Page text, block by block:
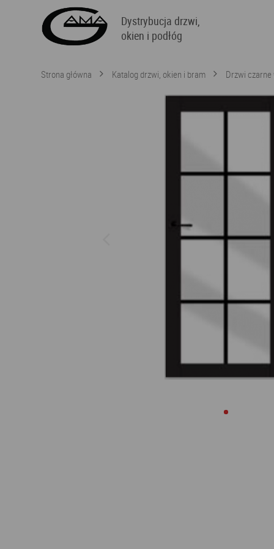
Dystrybucja drzwi,
okien i podłóg
Strona główna Katalog drzwi, okien i bram Drzwi